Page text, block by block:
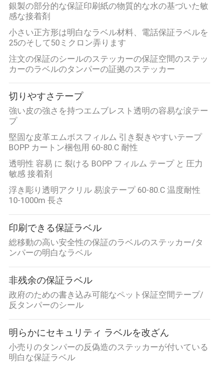
銀製の部分的な保証印刷紙の物質的な水の基づいた敏
感な接着剤
小さい正方形は明白なラベル材料、電話保証ラベルを
25のそして50ミクロン弄ります
注文の保証のシールのステッカーの保証空間のステッ
カーのラベルのタンパーの証拠のステッカー
切りやすさテープ
強い皮の強さを持つエムブレスト透明の容易な涙テー
プ
堅固な皮革エムボスフィルム 引き裂きやすいテープ
BOPP カートン梱包用 60-80.C 耐性
透明性 容易 に 裂ける BOPP フィルム テープ と 圧力
敏感 接着剤
浮き彫り透明アクリル 易涙テープ 60-80.C 温度耐性
10-1000m 長さ
印刷できる保証ラベル
総移動の高い安全性の保証のラベルのステッカー/タ
ンパーの明白なラベル
非残余の保証ラベル
政府のための書き込み可能なペット保証空間テープ/
反タンパーのシール
明らかにセキュリティ ラベルを改ざん
小売りのタンパーの反偽造のステッカーが付いている
明白な保証ラベル